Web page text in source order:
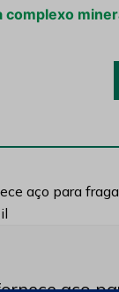
complexo